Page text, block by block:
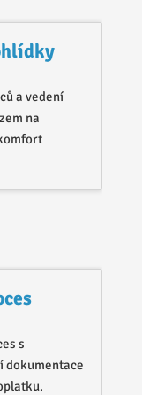
a vedení
na
s
dokumentace